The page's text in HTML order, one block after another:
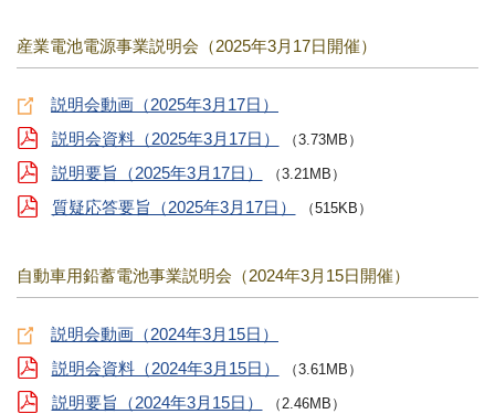
産業電池電源事業説明会（2025年3月17日開催）
説明会動画（2025年3月17日）
説明会資料（2025年3月17日）
（3.73MB）
説明要旨（2025年3月17日） （3.21MB）
質疑応答要旨（2025年3月17日） （515KB）
自動車用鉛蓄電池事業説明会（2024年3月15日開催）
説明会動画（2024年3月15日）
説明会資料（2024年3月15日）
（3.61MB）
説明要旨（2024年3月15日） （2.46MB）